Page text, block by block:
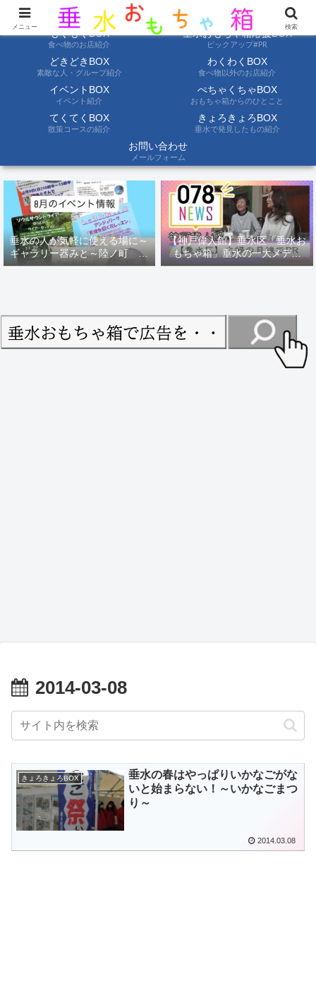
ようこそ垂水おもちゃ箱へ。垂水の情報を自分たちの目でみて聞いて伝えます
もぐもぐBOX
食べ物のお店紹介
垂水おもちゃ箱応援BOX
ピックアップ#PR
どきどきBOX
素敵な人・グループ紹介
わくわくBOX
食べ物以外のお店紹介
イベントBOX
イベント紹介
ぺちゃくちゃBOX
おもちゃ箱からのひとこと
てくてくBOX
散策コースの紹介
きょろきょろBOX
垂水で発見したもの紹介
お問い合わせ
メールフォーム
垂水の人が気軽に使える場に～
ギャラリー器みと～陸ノ町 ８
月のイベント情報
【神戸偉人館】垂水区「垂水お
もちゃ箱」垂水の一大メディ
ア！？｜神戸の魅力を凸インタ
2014-03-08
きょろきょろBOX
垂水の春はやっぱりいかなごがな
いと始まらない！～いかなごまつ
り～
2014.03.08
メニュー 検索